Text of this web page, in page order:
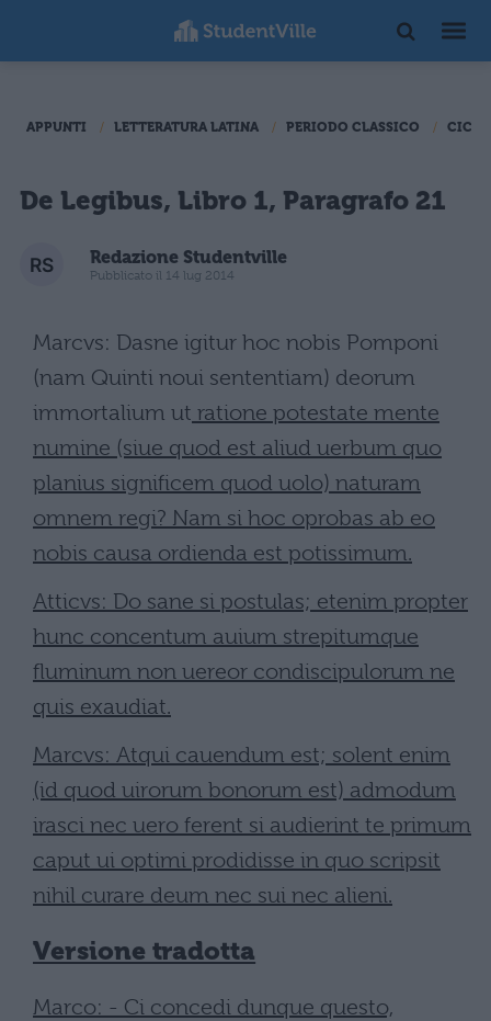
APPUNTI LETTERATURA LATINA PERIODO CLASSICO
De Legibus, Libro 1, Paragrafo 21
Redazione Studentville
Pubblicato il 14 lug 2014
Marcvs: Dasne igitur hoc nobis Pomponi
(nam Quinti noui sententiam) deorum
immortalium ut ratione potestate mente
numine (siue quod est aliud uerbum quo
planius significem quod uolo) naturam
omnem regi? Nam si hoc oprobas ab eo
nobis causa ordienda est potissimum.
Atticvs: Do sane si postulas; etenim propter
hunc concentum auium strepitumque
fluminum non uereor condiscipulorum ne
quis exaudiat.
Marcvs: Atqui cauendum est; solent enim
(id quod uirorum bonorum est) admodum
irasci nec uero ferent si audierint te primum
caput ui optimi prodidisse in quo scripsit
nihil curare deum nec sui nec alieni.
Versione tradotta
Marco: - Ci concedi dunque questo,